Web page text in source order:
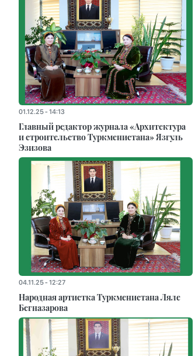
01.12.25 - 14:13
Главный редактор журнала «Архитектура
и строительство Туркменистана» Язгуль
Эзизова
04.11.25 - 12:27
Народная артистка Туркменистана Ляле
Бегназарова